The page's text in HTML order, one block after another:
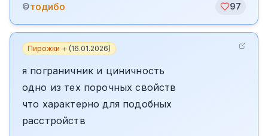
©тодибо 97
Пирожки + (16.01.2026)
я пограничник и циничность
одно из тех порочных свойств
что характерно для подобных
расстройств